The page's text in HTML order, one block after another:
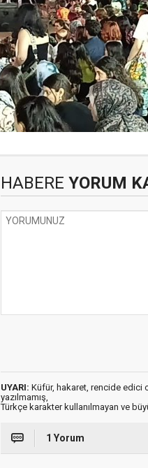
HABERE YORUM
UYARI: Küfür, hakaret, rencide edici
yazılmamış,
Türkçe karakter kullanılmayan ve
1 Yorum